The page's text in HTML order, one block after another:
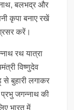
बलभद्र और
कृपा बनाए रखें
करें।
रथ यात्रा
विष्णुदेव
से बुहारी लगाकर
जगन्नाथ की
भारत में